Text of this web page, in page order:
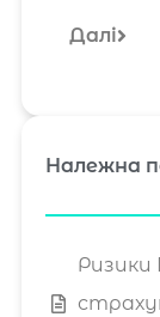
Далі
Належна
Ризики